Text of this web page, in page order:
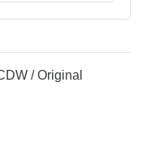
/ Original